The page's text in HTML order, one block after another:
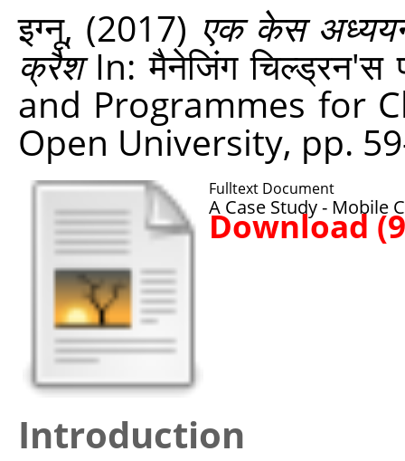
इग्‍नू, (2017) एक केस
क्रैशIn: मैनेजिंग चिल्ड्रन'स
and Programmes for
Open University, pp.
Fulltext Document
A Case Study - Mobile
Download
Introduction